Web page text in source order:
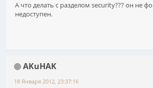
А что делать с разделом security??? он не
недоступен.
AKuHAK
18 Января 2012, 23:37:16